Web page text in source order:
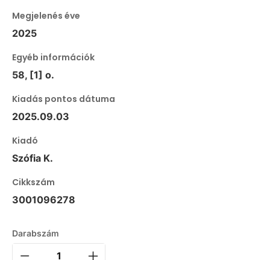
Megjelenés éve
2025
Egyéb információk
58, [1] o.
Kiadás pontos dátuma
2025.09.03
Kiadó
Szófia K.
Cikkszám
3001096278
Darabszám